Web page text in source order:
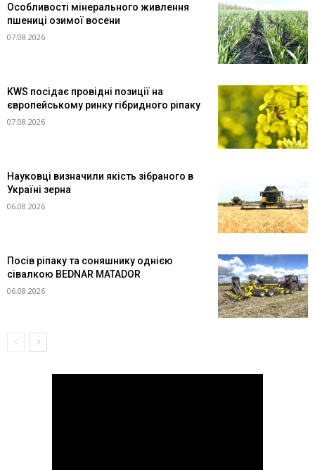
Особливості мінерального живлення
пшениці озимої восени
07.08.2026
KWS посідає провідні позиції на
європейському ринку гібридного ріпаку
07.08.2026
Науковці визначили якість зібраного в
Україні зерна
06.08.2026
Посів ріпаку та соняшнику однією
сівалкою BEDNAR MATADOR
06.08.2026